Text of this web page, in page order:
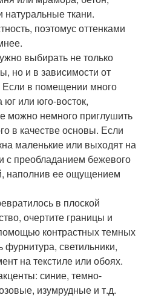
натуральные ткани.
поэтомус оттенками
выбирать не только
но и в зависимости от
в помещении много
юг или юго-восток,
можно немного приглушить
в качестве основы. Если
маленькие или выходят на
с преобладанием бежевого
наполнив ее ощущением
в плоской
очертите границы и
контрастных темных
светильники,
на текстиле или обоях.
синие, темно-
изумрудные и т.д.